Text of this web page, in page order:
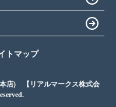
トマップ
店) 【リアルマークス株式会